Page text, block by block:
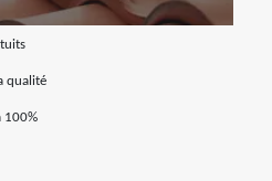
qualité
100%